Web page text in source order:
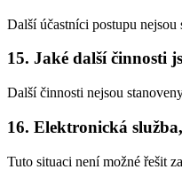
Další účastníci postupu nejsou
15. Jaké další činnosti
Další činnosti nejsou
16. Elektronická
Tuto situaci není možné řešit